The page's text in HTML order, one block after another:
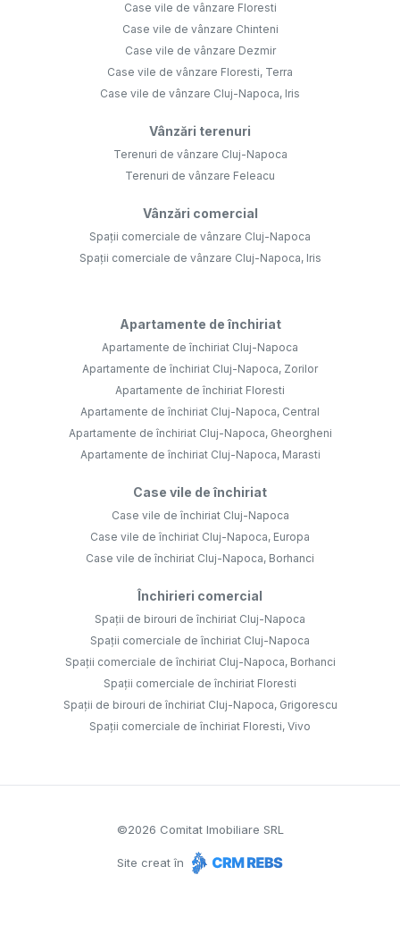
Case vile de vânzare Floresti
Case vile de vânzare Chinteni
Case vile de vânzare Dezmir
Case vile de vânzare Floresti, Terra
Case vile de vânzare Cluj-Napoca, Iris
Vânzări terenuri
Terenuri de vânzare Cluj-Napoca
Terenuri de vânzare Feleacu
Vânzări comercial
Spații comerciale de vânzare Cluj-Napoca
Spații comerciale de vânzare Cluj-Napoca, Iris
Apartamente de închiriat
Apartamente de închiriat Cluj-Napoca
Apartamente de închiriat Cluj-Napoca, Zorilor
Apartamente de închiriat Floresti
Apartamente de închiriat Cluj-Napoca, Central
Apartamente de închiriat Cluj-Napoca, Gheorgheni
Apartamente de închiriat Cluj-Napoca, Marasti
Case vile de închiriat
Case vile de închiriat Cluj-Napoca
Case vile de închiriat Cluj-Napoca, Europa
Case vile de închiriat Cluj-Napoca, Borhanci
Închirieri comercial
Spații de birouri de închiriat Cluj-Napoca
Spații comerciale de închiriat Cluj-Napoca
Spații comerciale de închiriat Cluj-Napoca, Borhanci
Spații comerciale de închiriat Floresti
Spații de birouri de închiriat Cluj-Napoca, Grigorescu
Spații comerciale de închiriat Floresti, Vivo
©2026 Comitat Imobiliare SRL
Site creat în